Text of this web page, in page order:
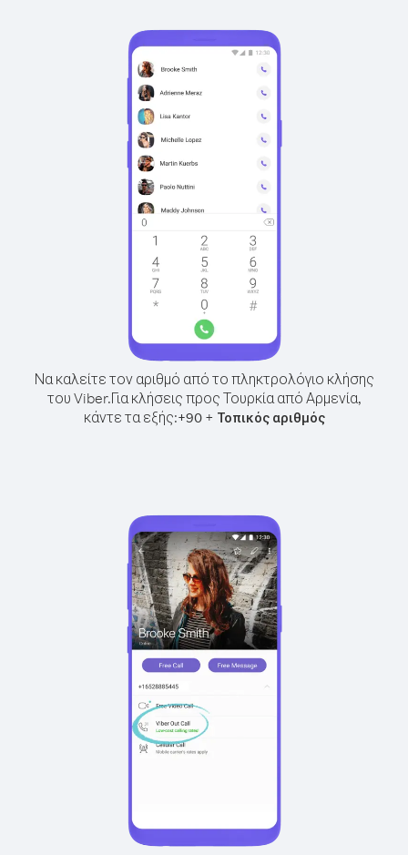
Να καλείτε τον αριθμό από το πληκτρολόγιο κλήσης
του Viber.Για κλήσεις προς Τουρκία από Αρμενία,
κάντε τα εξής:+90+ Τοπικός αριθμός